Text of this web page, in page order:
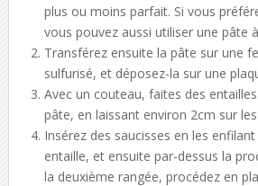
plus ou moins parfait. Si vous
vous pouvez aussi utiliser une pâte
Transférez ensuite la pâte sur une
sulfurisé, et déposez-la sur une
Avec un couteau, faites des
pâte, en laissant environ 2cm sur
Insérez des saucisses en les enfilant
entaille, et ensuite par-dessus la
la deuxième rangée, procédez en